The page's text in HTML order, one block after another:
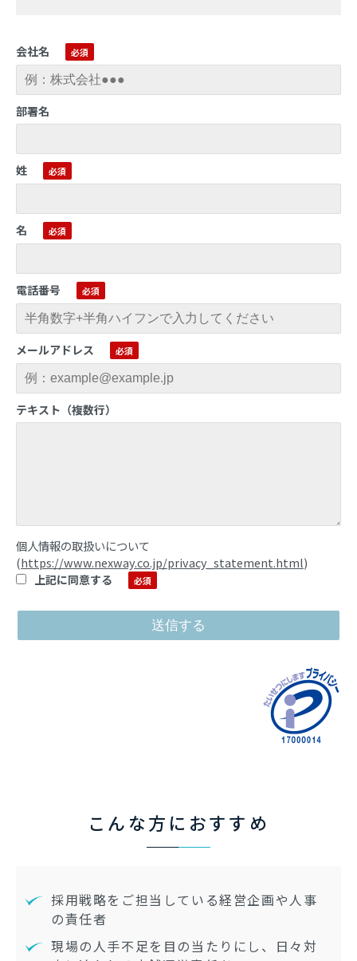
会社名
部署名
姓
名
電話番号
メールアドレス
テキスト（複数行）
個人情報の取扱いについて
(https://www.nexway.co.jp/privacy_statement.html)
上記に同意する
こんな方におすすめ
採用戦略をご担当している経営企画や人事
の責任者
現場の人手不足を目の当たりにし、日々対